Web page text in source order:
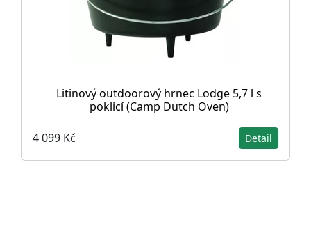
Litinový outdoorový hrnec Lodge 5,7 l s
poklicí (Camp Dutch Oven)
4 099 Kč Detail